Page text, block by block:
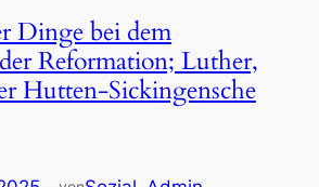
Dinge bei dem
Reformation; Luther,
Hutten-Sickingensche